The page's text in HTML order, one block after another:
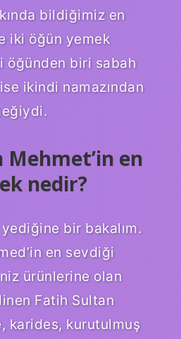
bildiğimiz en
iki öğün yemek
öğünden biri sabah
ikindi namazından
en
nedir?
bir bakalım.
en sevdiği
ürünlerine olan
Fatih Sultan
karides, kurutulmuş